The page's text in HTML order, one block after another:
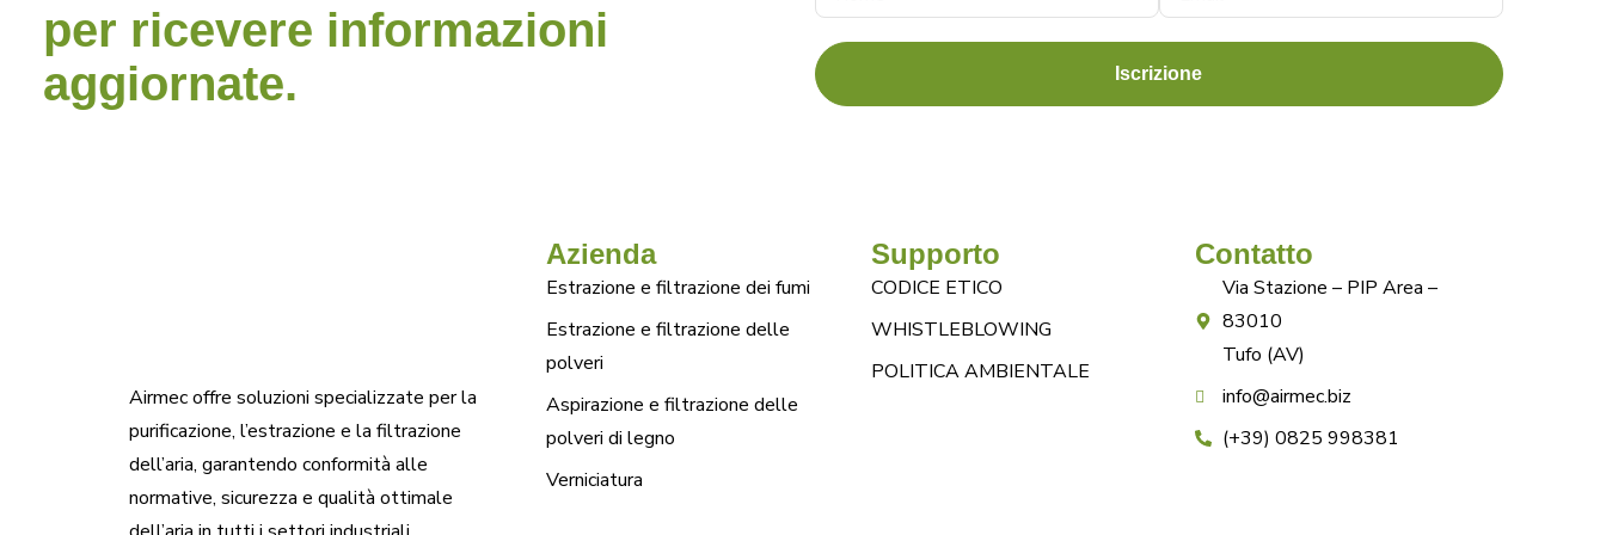
per ricevere informazioni
aggiornate.
Iscrizione
Airmec offre soluzioni specializzate per la
purificazione, l’estrazione e la filtrazione
dell’aria, garantendo conformità alle
normative, sicurezza e qualità ottimale
Azienda
Estrazione e filtrazione dei fumi
Estrazione e filtrazione delle
polveri
Aspirazione e filtrazione delle
polveri di legno
Verniciatura
Supporto
CODICE ETICO
WHISTLEBLOWING
POLITICA AMBIENTALE
Contatto
Via Stazione – PIP Area –
83010
Tufo (AV)
info@airmec.biz
(+39) 0825 998381